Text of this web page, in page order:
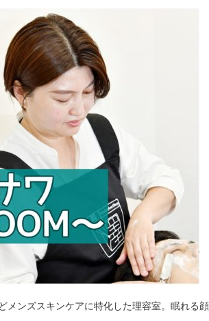
ンズスキンケアに特化した理容室。眠れる